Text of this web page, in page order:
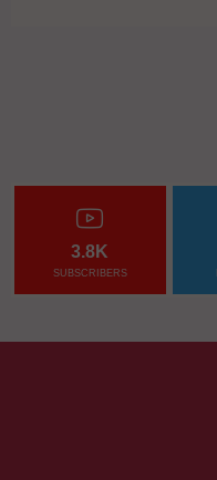
3.8K
SUBSCRIBERS